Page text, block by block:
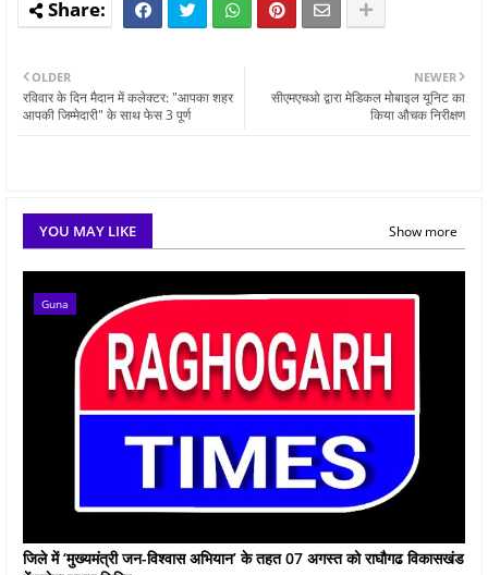
NEWER
सीएमएचओ द्वारा मेडिकल मोबाइल यूनिट का
किया औचक निरीक्षण
OLDER
रविवार के दिन मैदान में कलेक्टर: "आपका शहर
आपकी जिम्मेदारी" के साथ फेस 3 पूर्ण
YOU MAY LIKE Show more
Guna
जिले में ‘मुख्यमंत्री जन-विश्वास अभियान’ के तहत 07 अगस्त को राघौगढ विकासखंड